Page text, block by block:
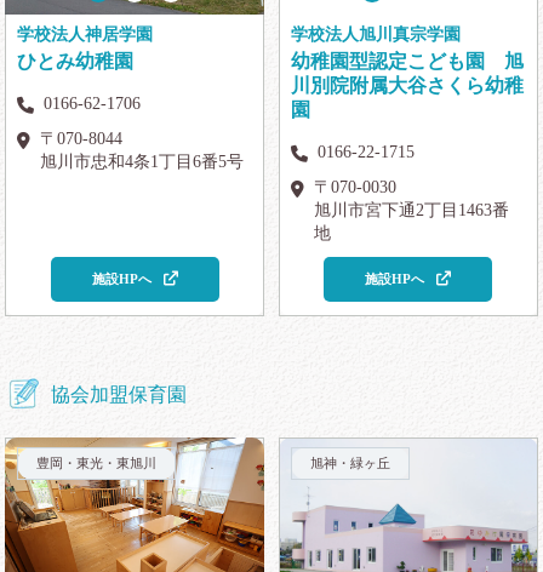
学校法人神居学園
ひとみ幼稚園
0166-62-1706
〒070-8044
旭川市忠和4条1丁目6番5号
施設HPへ
学校法人旭川真宗学園
幼稚園型認定こども園 旭
川別院附属大谷さくら幼稚
園
0166-22-1715
〒070-0030
旭川市宮下通2丁目1463番
地
施設HPへ
協会加盟保育園
豊岡・東光・東旭川 旭神・緑ヶ丘